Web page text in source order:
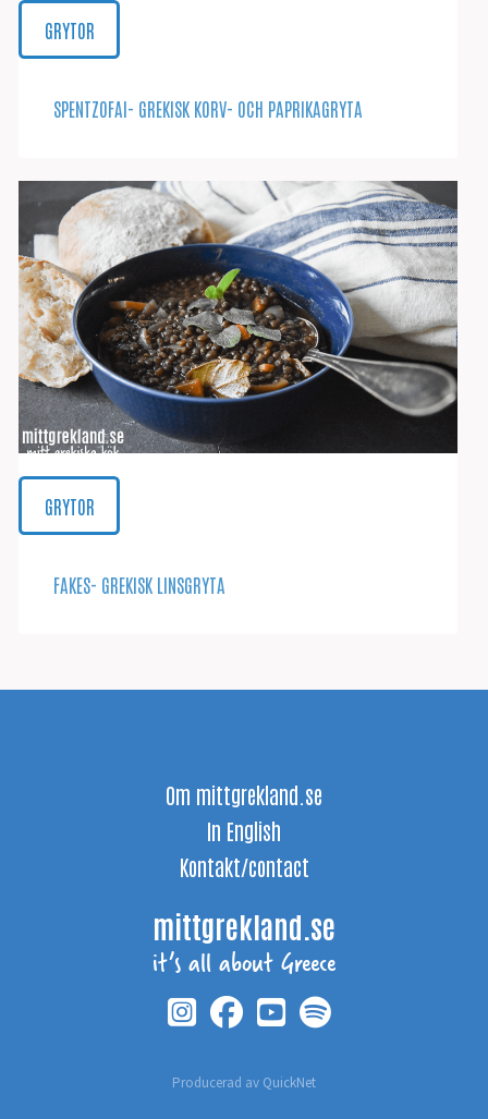
GRYTOR
SPENTZOFAI- GREKISK KORV- OCH PAPRIKAGRYTA
GRYTOR
FAKES- GREKISK LINSGRYTA
Om mittgrekland.se
In English
Kontakt/contact
mittgrekland.se
it’s all about Greece
Producerad av QuickNet